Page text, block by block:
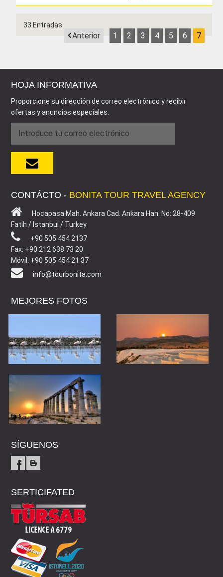
33 Entradas
Anterior 1 2 3 4 5 6 7
HOJA INFORMATIVA
Proporcione su dirección de correo electrónico y recibir
ofertas y anuncios especiales.
CONTÁCTO - BONITA TOUR TRAVEL AGENCY
Hocapasa Mah. Ankara Cad. Ankara Han. No: 28-409
Fatih / Istanbul / Turkey
+90 505 454 2137
Fax: +90 212 638 73 20
Móvil: +90 505 454 21 37
info@tourbonita.com
MEJORES FOTOS
SÍGUENOS
SERTICIFATED